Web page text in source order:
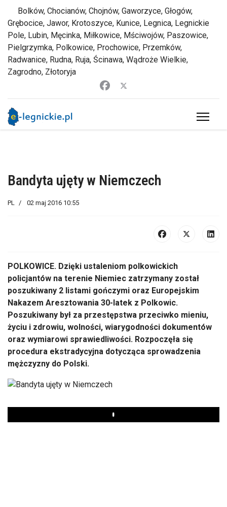
Bolków, Chocianów, Chojnów, Gaworzyce, Głogów,
Grębocice, Jawor, Krotoszyce, Kunice, Legnica, Legnickie
Pole, Lubin, Męcinka, Miłkowice, Mściwojów, Paszowice,
Pielgrzymka, Polkowice, Prochowice, Przemków,
Radwanice, Rudna, Ruja, Ścinawa, Wądroże Wielkie,
Zagrodno, Złotoryja
Bandyta ujęty w Niemczech
PL 02 maj 2016 10:55
POLKOWICE. Dzięki ustaleniom polkowickich
policjantów na terenie Niemiec zatrzymany został
poszukiwany 2 listami gończymi oraz Europejskim
Nakazem Aresztowania 30-latek z Polkowic.
Poszukiwany był za przestępstwa przeciwko mieniu,
życiu i zdrowiu, wolności, wiarygodności dokumentów
oraz wymiarowi sprawiedliwości. Rozpoczęła się
procedura ekstradycyjna dotycząca sprowadzenia
mężczyzny do Polski.
Play